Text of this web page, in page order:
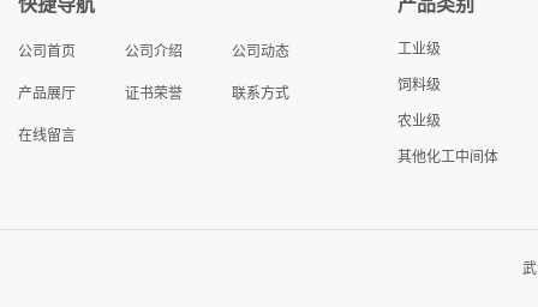
快捷导航
公司首页 公司介绍 公司动态
产品展厅 证书荣誉 联系方式
在线留言
产品类别
工业级
饲料级
农业级
其他化工中间体